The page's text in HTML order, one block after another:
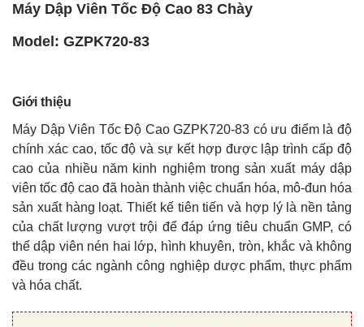
Máy Dập Viên Tốc Độ Cao 83 Chày
Model: GZPK720-83
Giới thiệu
Máy Dập Viên Tốc Độ Cao GZPK720-83 có ưu điểm là độ
chính xác cao, tốc độ và sự kết hợp được lập trình cấp độ
cao của nhiều năm kinh nghiệm trong sản xuất máy dập
viên tốc độ cao đã hoàn thành việc chuẩn hóa, mô-đun hóa
sản xuất hàng loạt. Thiết kế tiên tiến và hợp lý là nền tảng
của chất lượng vượt trội để đáp ứng tiêu chuẩn GMP, có
thể dập viên nén hai lớp, hình khuyên, tròn, khắc và không
đều trong các ngành công nghiệp dược phẩm, thực phẩm
và hóa chất.